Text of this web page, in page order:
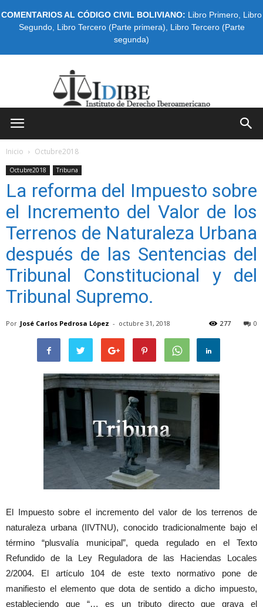
COMENTARIOS AL CÓDIGO CIVIL BOLIVIANO: Libro Primero Libro
Segundo, Libro Tercero (Parte primera)
Libro Tercero (Parte
segunda)
Inicio Octubre2018
Octubre2018 Tribuna
La reforma del Impuesto sobre
el Incremento del Valor de los
Terrenos de Naturaleza Urbana
después de las Sentencias del
Tribunal Constitucional y del
Tribunal Supremo.
Por José Carlos Pedrosa López - octubre 31, 2018 0
277
El Impuesto sobre el incremento del valor de los terrenos de
naturaleza urbana (IIVTNU), conocido tradicionalmente bajo el
término “plusvalía municipal”, queda regulado en el Texto
Refundido de la Ley Reguladora de las Haciendas Locales
2/2004. El artículo 104 de este texto normativo pone de
manifiesto el elemento que dota de sentido a dicho impuesto,
estableciendo que “… es un tributo directo que grava el